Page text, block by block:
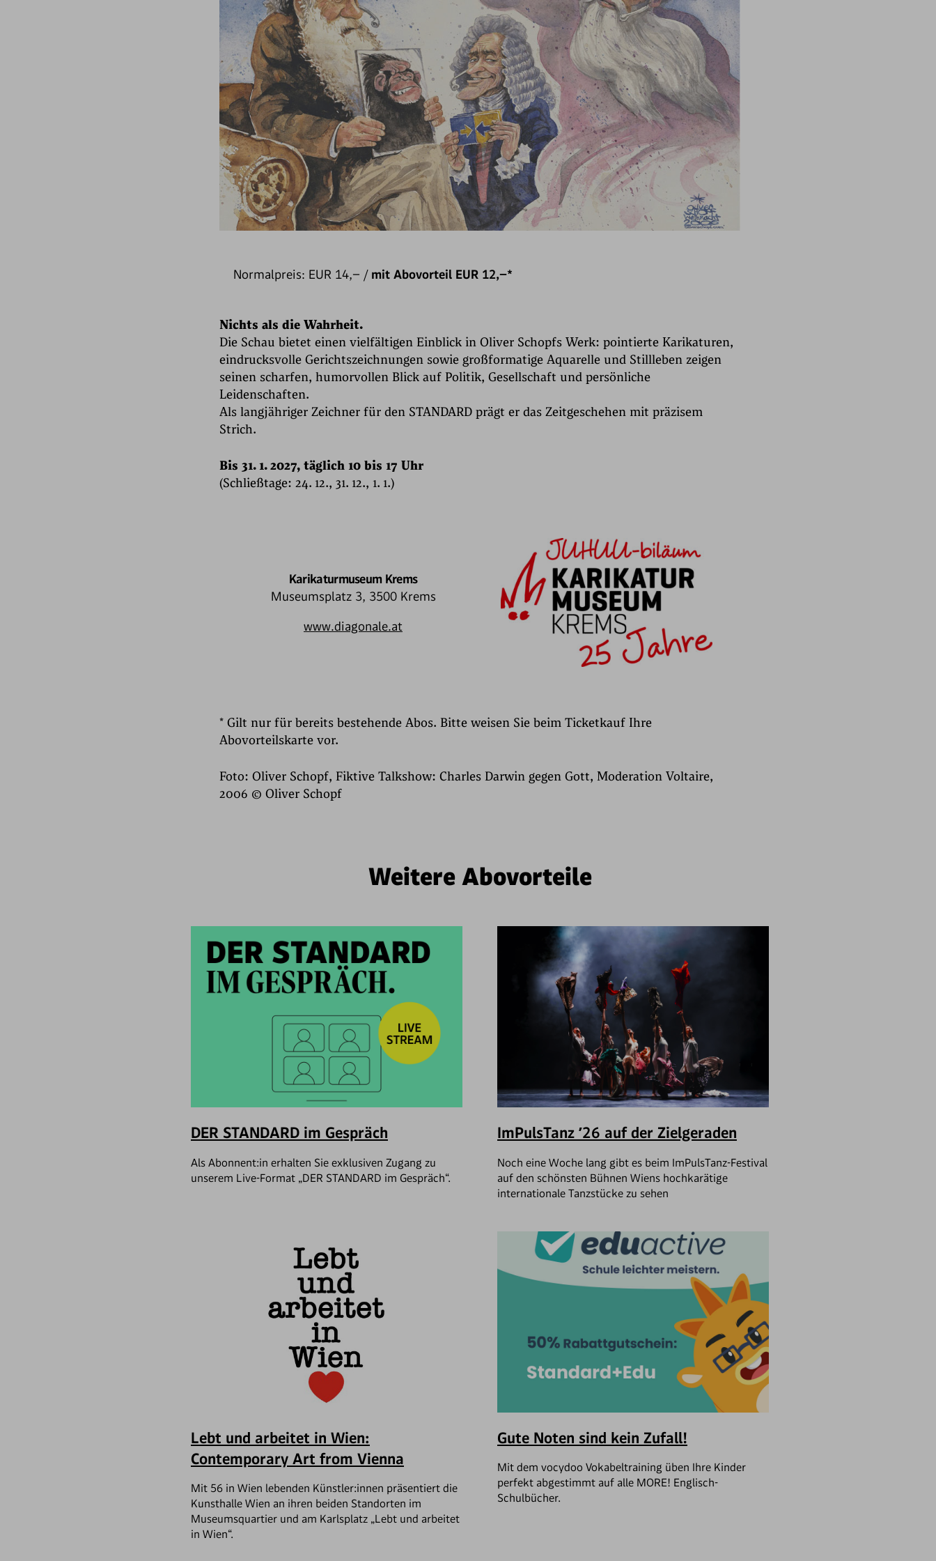
Normalpreis: EUR 14,– / mit Abovorteil EUR 12,–*
Nichts als die Wahrheit.
Die Schau bietet einen vielfältigen Einblick in Oliver Schopfs Werk: pointierte Karikaturen,
eindrucksvolle Gerichtszeichnungen sowie großformatige Aquarelle und Stillleben zeigen
seinen scharfen, humorvollen Blick auf Politik, Gesellschaft und persönliche
Leidenschaften.
Als langjähriger Zeichner für den STANDARD prägt er das Zeitgeschehen mit präzisem
Strich.
Bis 31. 1. 2027, täglich 10 bis 17 Uhr
(Schließtage: 24. 12., 31. 12., 1. 1.)
Karikaturmuseum Krems
Museumsplatz 3, 3500 Krems
www.diagonale.at
* Gilt nur für bereits bestehende Abos. Bitte weisen Sie beim Ticketkauf Ihre
Abovorteilskarte vor.
Foto: Oliver Schopf, Fiktive Talkshow: Charles Darwin gegen Gott, Moderation Voltaire,
2006 © Oliver Schopf
Weitere Abovorteile
DER STANDARD im Gespräch
Als Abonnent:in erhalten Sie exklusiven Zugang zu
unserem Live-Format „DER STANDARD im Gespräch“.
ImPulsTanz ’26 auf der Zielgeraden
Noch eine Woche lang gibt es beim ImPulsTanz-Festival
auf den schönsten Bühnen Wiens hochkarätige
internationale Tanzstücke zu sehen
Lebt und arbeitet in Wien:
Contemporary Art from Vienna
Mit 56 in Wien lebenden Künstler:innen präsentiert die
Kunsthalle Wien an ihren beiden Standorten im
Museumsquartier und am Karlsplatz „Lebt und arbeitet
in Wien“.
Gute Noten sind kein Zufall!
Mit dem vocydoo Vokabeltraining üben Ihre Kinder
perfekt abgestimmt auf alle MORE! Englisch-
Schulbücher.